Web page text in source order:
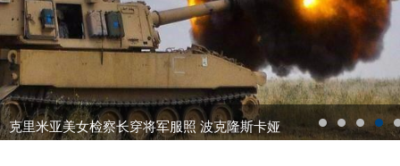
克里米亚美女检察长穿将军服照 波克隆斯卡娅
1 2 3 4 5